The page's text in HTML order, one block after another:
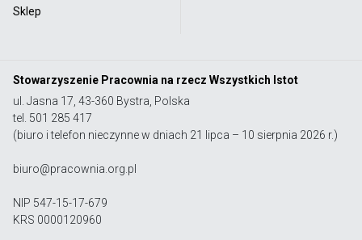
Sklep
Stowarzyszenie Pracownia na rzecz Wszystkich Istot
ul. Jasna 17, 43-360 Bystra, Polska
tel. 501 285 417
(biuro i telefon nieczynne w dniach 21 lipca – 10 sierpnia 2026 r.)
biuro@pracownia.org.pl
NIP 547-15-17-679
KRS 0000120960